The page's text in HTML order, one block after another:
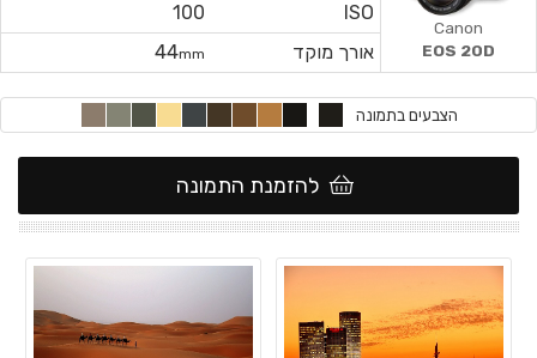
ISO
100
אורך מוקד
44mm
Canon
EOS 20D
הצבעים בתמונה
להזמנת התמונה